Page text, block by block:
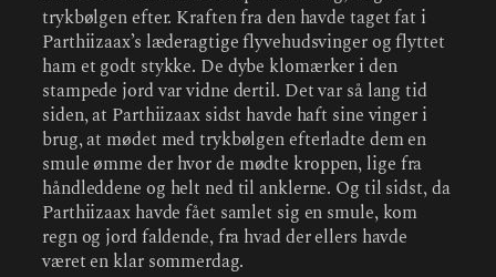
trykbølgen efter. Kraften fra den havde taget fat i
Parthiizaax’s læderagtige flyvehudsvinger og flyttet
ham et godt stykke. De dybe klomærker i den
stampede jord var vidne dertil. Det var så lang tid
siden, at Parthiizaax sidst havde haft sine vinger i
brug, at mødet med trykbølgen efterladte dem en
smule ømme der hvor de mødte kroppen, lige fra
håndleddene og helt ned til anklerne. Og til sidst, da
Parthiizaax havde fået samlet sig en smule, kom
regn og jord faldende, fra hvad der ellers havde
været en klar sommerdag.